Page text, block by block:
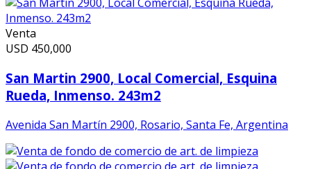
Venta
USD 450,000
San Martin 2900, Local Comercial, Esquina
Rueda, Inmenso. 243m2
Avenida San Martín 2900, Rosario, Santa Fe, Argentina